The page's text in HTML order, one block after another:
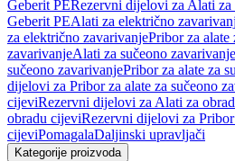
Geberit PERezervni dijelovi za Alati
Geberit PEAlati za električno
za električno zavarivanjePribor za alate
zavarivanjeAlati za sučeono zavarivanje
sučeono zavarivanjePribor za alate za
dijelovi za Pribor za alate za sučeono
cijeviRezervni dijelovi za Alati za
obradu cijeviRezervni dijelovi za Pribor
cijeviPomagalaDaljinski upravljači
Kategorije proizvoda